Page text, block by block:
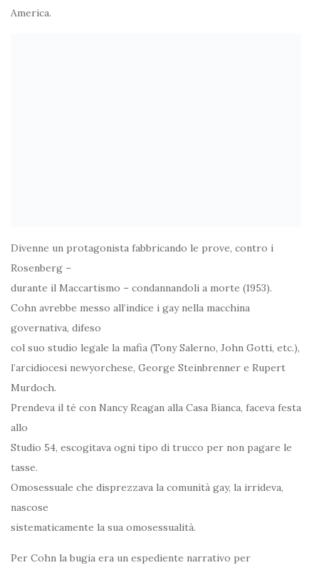
America.
Divenne un protagonista fabbricando le prove, contro i
Rosenberg –
durante il Maccartismo – condannandoli a morte (1953).
Cohn avrebbe messo all’indice i gay nella macchina
governativa, difeso
col suo studio legale la mafia (Tony Salerno, John Gotti, etc.),
l’arcidiocesi newyorchese, George Steinbrenner e Rupert
Murdoch.
Prendeva il té con Nancy Reagan alla Casa Bianca, faceva festa
allo
Studio 54, escogitava ogni tipo di trucco per non pagare le
tasse.
Omosessuale che disprezzava la comunità gay, la irrideva,
nascose
sistematicamente la sua omosessualità.
Per Cohn la bugia era un espediente narrativo per